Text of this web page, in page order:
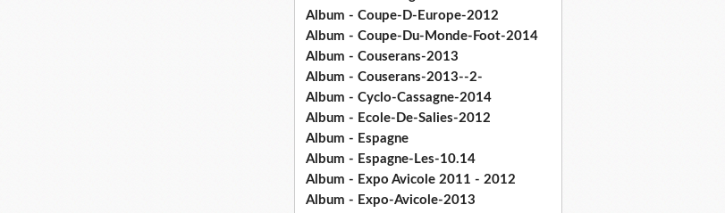
Album - Coupe-D-Europe-2012
Album - Coupe-Du-Monde-Foot-2014
Album - Couserans-2013
Album - Couserans-2013--2-
Album - Cyclo-Cassagne-2014
Album - Ecole-De-Salies-2012
Album - Espagne
Album - Espagne-Les-10.14
Album - Expo Avicole 2011 - 2012
Album - Expo-Avicole-2013